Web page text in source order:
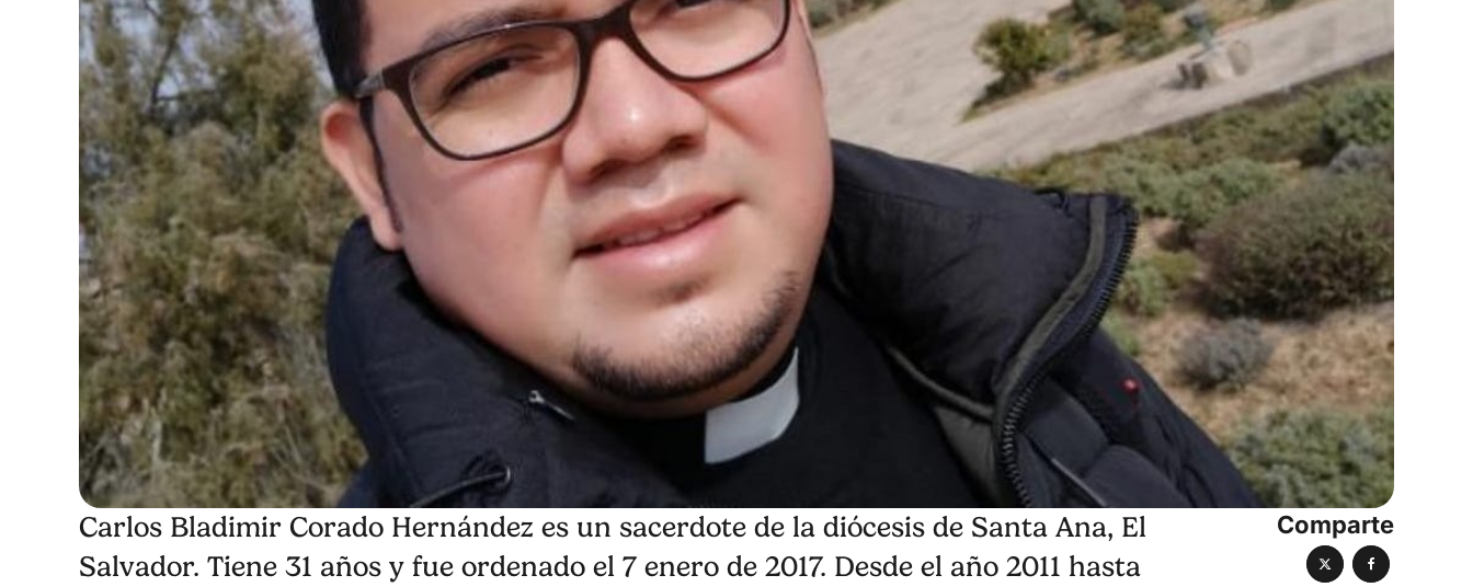
Carlos Bladimir Corado Hernández es un sacerdote de la diócesis de Santa Ana, El
Salvador. Tiene 31 años y fue ordenado el 7 enero de 2017. Desde el año 2011 hasta
Comparte